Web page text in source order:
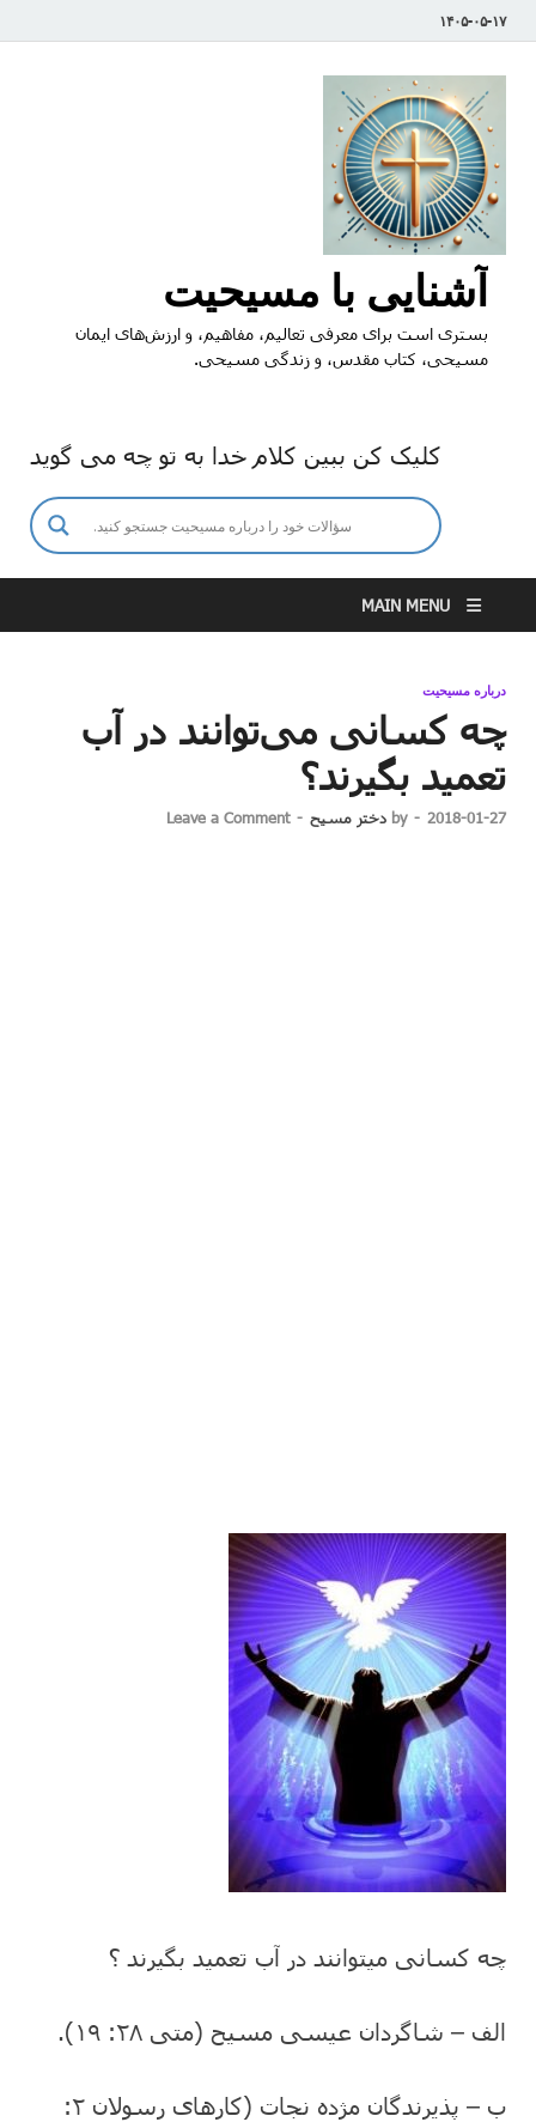
۱۴۰۵-۰۵-۱۷
آشنایی با مسیحیت
بستری است برای معرفی تعالیم، مفاهیم، و ارزش‌های ایمان
مسیحی، کتاب مقدس، و زندگی مسیحی.
کلیک کن ببین کلام خدا به تو چه می گوید
MAIN MENU
درباره مسیحیت
چه کسانی می‌توانند در آب
تعمید بگیرند؟
2018-01-27
-
by دختر مسیح -
Leave a Comment
چه کسانی میتوانند در آب تعمید بگیرند ؟
الف – شاگردان عیسی مسیح (متی ٢٨: ١٩).
ب – پذیرندگان مژده نجات (کارهای رسولان ٢: